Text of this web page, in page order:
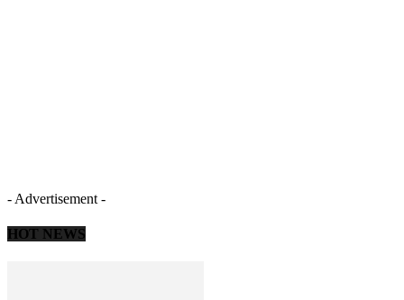
- Advertisement -
HOT NEWS